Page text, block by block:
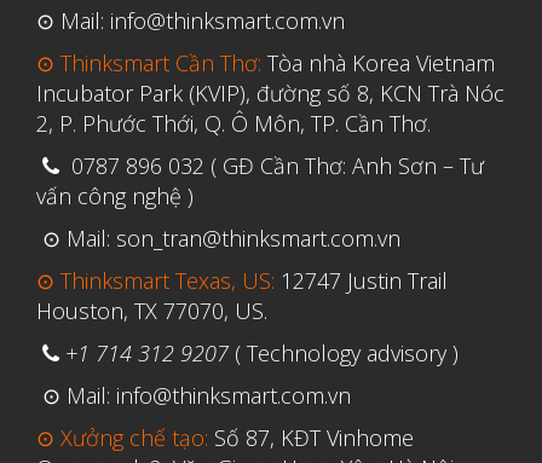
⊙ Mail: info@thinksmart.com.vn
⊙ Thinksmart Cần Thơ: Tòa nhà Korea Vietnam
Incubator Park (KVIP), đường số 8, KCN Trà Nóc
2, P. Phước Thới, Q. Ô Môn, TP. Cần Thơ.
0787 896 032 ( GĐ Cần Thơ: Anh Sơn – Tư
vấn công nghệ )
⊙ Mail: son_tran@thinksmart.com.vn
⊙ Thinksmart Texas, US: 12747 Justin Trail
Houston, TX 77070, US.
+1 714 312 9207 ( Technology advisory )
⊙ Mail: info@thinksmart.com.vn
⊙ Xưởng chế tạo: Số 87, KĐT Vinhome